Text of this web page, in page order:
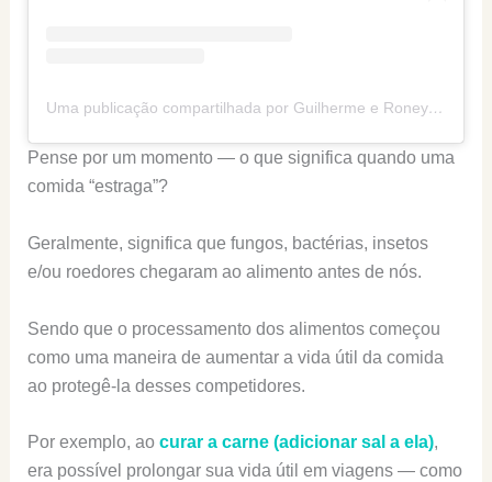
Uma publicação compartilhada por Guilherme e Roney (@senhortanquinho)
Pense por um momento — o que significa quando uma
comida “estraga”?
Geralmente, significa que fungos, bactérias, insetos
e/ou roedores chegaram ao alimento antes de nós.
Sendo que o processamento dos alimentos começou
como uma maneira de aumentar a vida útil da comida
ao protegê-la desses competidores.
Por exemplo, ao curar a carne (adicionar sal a ela),
era possível prolongar sua vida útil em viagens — como